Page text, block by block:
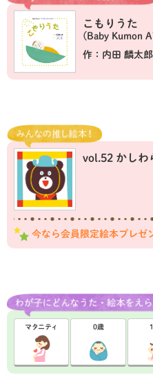
こもりうた
(Baby Kumon
作：内田 麟太
vol.52 かしわ
今なら会員限定絵本プレゼ
マタニティ 0歳